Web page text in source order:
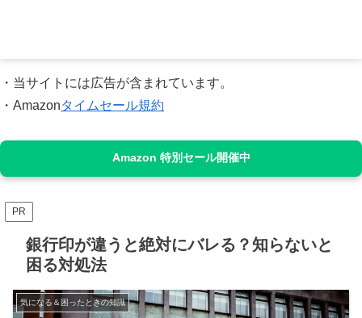
・当サイトには広告が含まれています。
・Amazonタイムセール規約
Amazon 特別セール開催中
PR
銀行印が違うと絶対にバレる？知らないと
困る対処法
気になる＆困ったときの知識